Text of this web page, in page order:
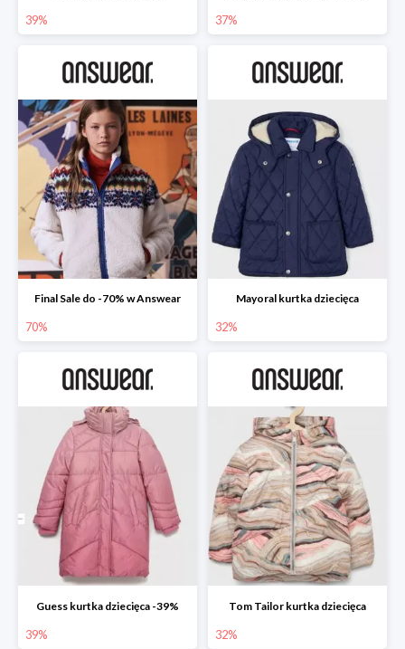
39% 37%
Final Sale do -70% w Answear
70%
Mayoral kurtka dziecięca
32%
Guess kurtka dziecięca -39%
39%
Tom Tailor kurtka dziecięca
32%